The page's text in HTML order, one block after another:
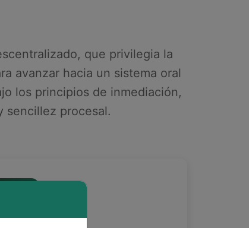
que privilegia la
avanzar hacia un sistema oral
los principios de inmediación,
sencillez procesal.